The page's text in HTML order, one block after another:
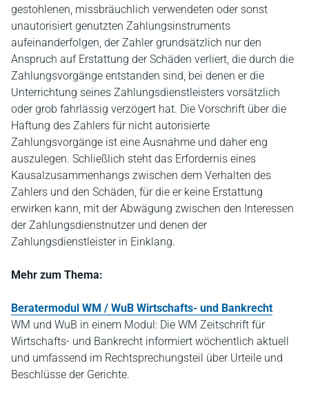
gestohlenen, missbräuchlich verwendeten oder sonst
unautorisiert genutzten Zahlungsinstruments
aufeinanderfolgen, der Zahler grundsätzlich nur den
Anspruch auf Erstattung der Schäden verliert, die durch die
Zahlungsvorgänge entstanden sind, bei denen er die
Unterrichtung seines Zahlungsdienstleisters vorsätzlich
oder grob fahrlässig verzögert hat. Die Vorschrift über die
Haftung des Zahlers für nicht autorisierte
Zahlungsvorgänge ist eine Ausnahme und daher eng
auszulegen. Schließlich steht das Erfordernis eines
Kausalzusammenhangs zwischen dem Verhalten des
Zahlers und den Schäden, für die er keine Erstattung
erwirken kann, mit der Abwägung zwischen den Interessen
der Zahlungsdienstnutzer und denen der
Zahlungsdienstleister in Einklang.
Mehr zum Thema:
Beratermodul WM / WuB Wirtschafts- und Bankrecht
WM und WuB in einem Modul: Die WM Zeitschrift für
Wirtschafts- und Bankrecht informiert wöchentlich aktuell
und umfassend im Rechtsprechungsteil über Urteile und
Beschlüsse der Gerichte.